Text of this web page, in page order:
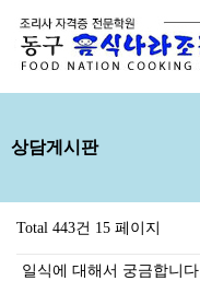
상담게시판
Total 443건 15 페이지
일식에 대해서 궁금합니다